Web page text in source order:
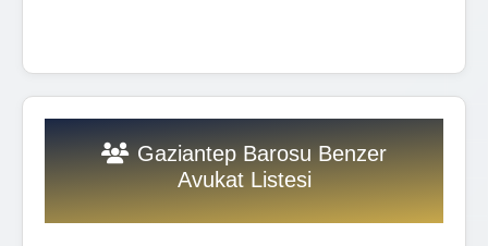
Gaziantep Barosu Benzer
Avukat Listesi